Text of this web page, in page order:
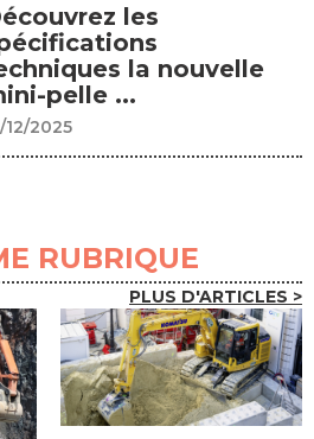
les
la nouvelle
pelle ...
12/2025
RUBRIQUE
PLUS D'ARTICLES >